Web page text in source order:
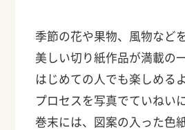
季節の花や果物、風物など
美しい切り紙作品が満載の一
はじめての人でも楽しめる
プロセスを写真でていねい
巻末には、図案の入った色